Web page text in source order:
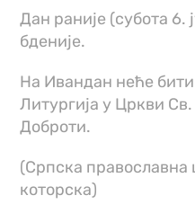
Дан раније (субота 6.
бденије.
На Ивандан неће
Литургија у Цркви
Доброти.
(Српска
которска)